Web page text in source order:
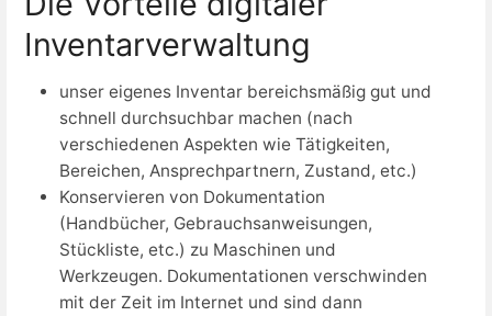
Inventarverwaltung
unser eigenes Inventar bereichsmäßig gut und
schnell durchsuchbar machen (nach
verschiedenen Aspekten wie Tätigkeiten,
Bereichen, Ansprechpartnern, Zustand, etc.)
Konservieren von Dokumentation
(Handbücher, Gebrauchsanweisungen,
Stückliste, etc.) zu Maschinen und
Werkzeugen. Dokumentationen verschwinden
mit der Zeit im Internet und sind dann